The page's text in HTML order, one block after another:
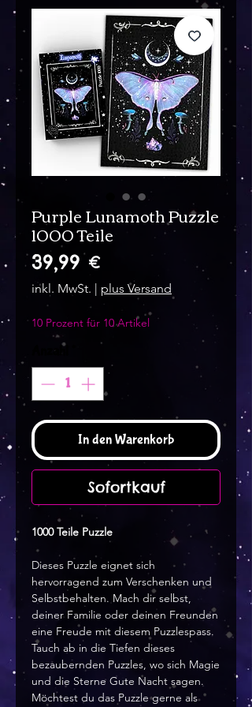
Purple Lunamoth Puzzle
1000 Teile
39,99 €Preis
inkl. MwSt. | plus Versand
10 Prozent für 10 Artikel
Anzahl
In den Warenkorb
Sofortkauf
1000 Teile Puzzle
Dieses Puzzle eignet sich
hervorragend zum Verschenken und
Selbstbehalten. Mach dir selbst,
deiner Familie oder deinen Freunden
eine Freude mit diesem Puzzlespass.
Tauch ab in die Tiefen dieses
bezaubernden Puzzles, wo sich Magie
und die Sterne Gute Nacht sagen.
Möchtest du das Puzzle gerne als